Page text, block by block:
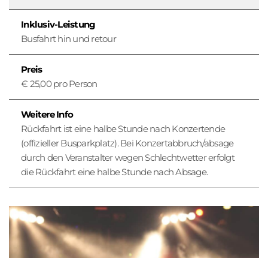
i
Inklusiv-Leistung
Busfahrt hin und retour
Preis
€ 25,00 pro Person
Weitere Info
Rückfahrt ist eine halbe Stunde nach Konzertende
(offizieller Busparkplatz). Bei Konzertabbruch/absage
durch den Veranstalter wegen Schlechtwetter erfolgt
die Rückfahrt eine halbe Stunde nach Absage.